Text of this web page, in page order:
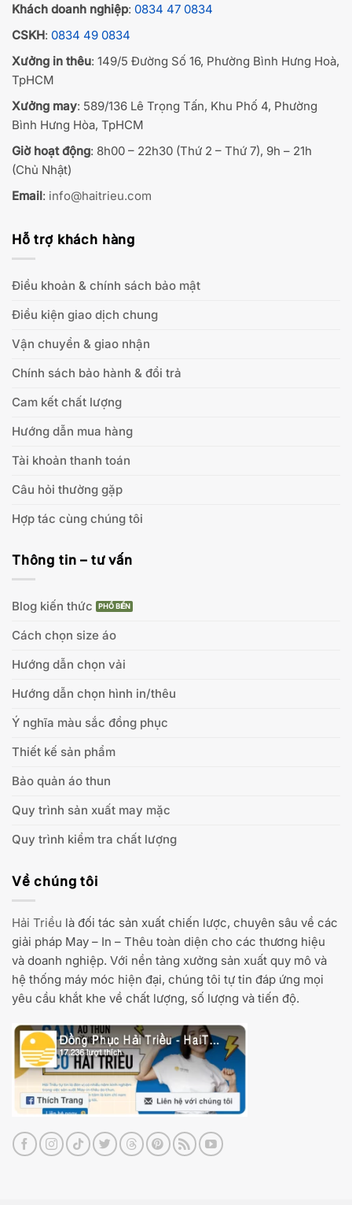
Khách doanh nghiệp: 0834 47 0834
CSKH: 0834 49 0834
Xưởng in thêu: 149/5 Đường Số 16, Phường Bình Hưng Hoà,
TpHCM
Xưởng may: 589/136 Lê Trọng Tấn, Khu Phố 4, Phường
Bình Hưng Hòa, TpHCM
Giờ hoạt động: 8h00 – 22h30 (Thứ 2 – Thứ 7), 9h – 21h
(Chủ Nhật)
Email: info@haitrieu.com
Hỗ trợ khách hàng
Điều khoản & chính sách bảo mật
Điều kiện giao dịch chung
Vận chuyển & giao nhận
Chính sách bảo hành & đổi trả
Cam kết chất lượng
Hướng dẫn mua hàng
Tài khoản thanh toán
Câu hỏi thường gặp
Hợp tác cùng chúng tôi
Thông tin – tư vấn
Blog kiến thức
Cách chọn size áo
Hướng dẫn chọn vải
Hướng dẫn chọn hình in/thêu
Ý nghĩa màu sắc đồng phục
Thiết kế sản phẩm
Bảo quản áo thun
Quy trình sản xuất may mặc
Quy trình kiểm tra chất lượng
Về chúng tôi
Hải Triều là đối tác sản xuất chiến lược, chuyên sâu về các
giải pháp May – In – Thêu toàn diện cho các thương hiệu
và doanh nghiệp. Với nền tảng xưởng sản xuất quy mô và
hệ thống máy móc hiện đại, chúng tôi tự tin đáp ứng mọi
yêu cầu khắt khe về chất lượng, số lượng và tiến độ.